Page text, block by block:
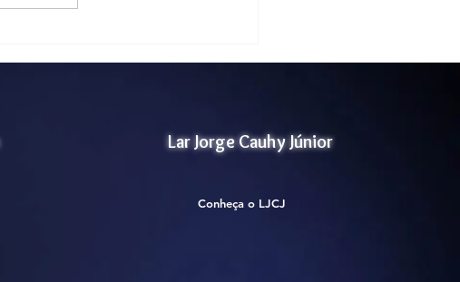
Lar Jorge Cauhy Júnior
Conheça o LJCJ